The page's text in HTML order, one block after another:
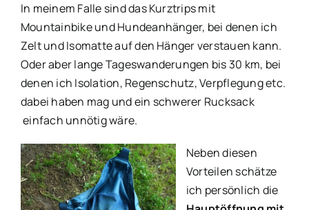
In meinem Falle sind das Kurztrips mit
Mountainbike und Hundeanhänger, bei denen ich
Zelt und Isomatte auf den Hänger verstauen kann.
Oder aber lange Tageswanderungen bis 30 km, bei
denen ich Isolation, Regenschutz, Verpflegung etc.
dabei haben mag und ein schwerer Rucksack
einfach unnötig wäre.
Neben diesen
Vorteilen schätze
ich persönlich die